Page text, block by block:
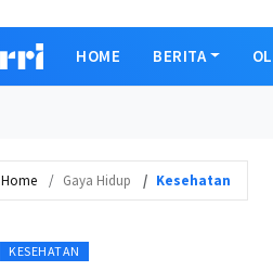
HOME BERITA
Home Gaya Hidup Kesehatan
KESEHATAN